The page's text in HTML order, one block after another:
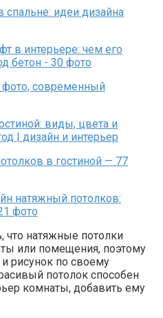
что натяжные потолки
или помещения, поэтому
рисунок по своему
потолок способен
комнаты, добавить ему